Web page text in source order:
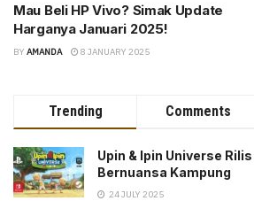
Mau Beli HP Vivo? Simak Update
Harganya Januari 2025!
BY AMANDA 8 JANUARY 2025
Trending Comments
Upin & Ipin Universe
Bernuansa Kampung
24 JULY 2025